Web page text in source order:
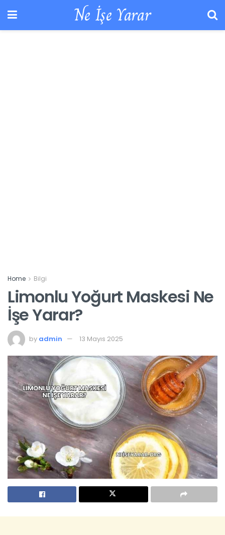
Ne İşe Yarar
Home Bilgi
Limonlu Yoğurt Maskesi Ne
İşe Yarar?
by admin 13 Mayıs 2025